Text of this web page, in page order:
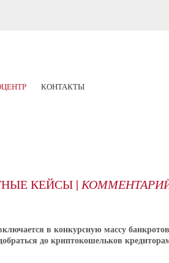
КОНТАКТЫ
КЕЙСЫ |
в конкурсную массу
до криптокошельков